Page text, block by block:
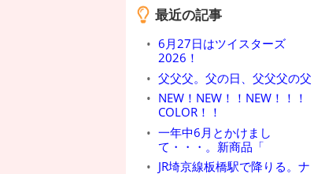
最近の記事
6月27日はツイスターズ
2026！
父父父。父の日、父父父の父
NEW！NEW！！NEW！！！
COLOR！！
一年中6月とかけまし
て・・・。新商品「
JR埼京線板橋駅で降りる。ナ